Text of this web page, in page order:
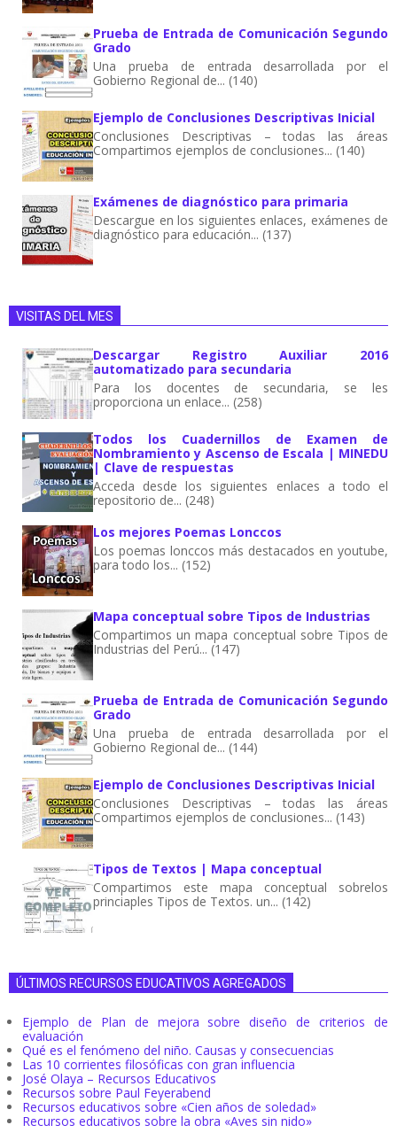
Prueba de Entrada de Comunicación Segundo
Grado
Una prueba de entrada desarrollada por el
Gobierno Regional de... (140)
Ejemplo de Conclusiones Descriptivas Inicial
Conclusiones Descriptivas – todas las áreas
Compartimos ejemplos de conclusiones... (140)
Exámenes de diagnóstico para primaria
Descargue en los siguientes enlaces, exámenes de
diagnóstico para educación... (137)
VISITAS DEL MES
Descargar Registro Auxiliar 2016
automatizado para secundaria
Para los docentes de secundaria, se les
proporciona un enlace... (258)
Todos los Cuadernillos de Examen de
Nombramiento y Ascenso de Escala | MINEDU
| Clave de respuestas
Acceda desde los siguientes enlaces a todo el
repositorio de... (248)
Los mejores Poemas Lonccos
Los poemas lonccos más destacados en youtube,
para todo los... (152)
Mapa conceptual sobre Tipos de Industrias
Compartimos un mapa conceptual sobre Tipos de
Industrias del Perú... (147)
Prueba de Entrada de Comunicación Segundo
Grado
Una prueba de entrada desarrollada por el
Gobierno Regional de... (144)
Ejemplo de Conclusiones Descriptivas Inicial
Conclusiones Descriptivas – todas las áreas
Compartimos ejemplos de conclusiones... (143)
Tipos de Textos | Mapa conceptual
Compartimos este mapa conceptual sobrelos
princiaples Tipos de Textos. un... (142)
ÚLTIMOS RECURSOS EDUCATIVOS AGREGADOS
Ejemplo de Plan de mejora sobre diseño de criterios de
evaluación
Qué es el fenómeno del niño. Causas y consecuencias
Las 10 corrientes filosóficas con gran influencia
José Olaya – Recursos Educativos
Recursos sobre Paul Feyerabend
Recursos educativos sobre «Cien años de soledad»
Recursos educativos sobre la obra «Aves sin nido»